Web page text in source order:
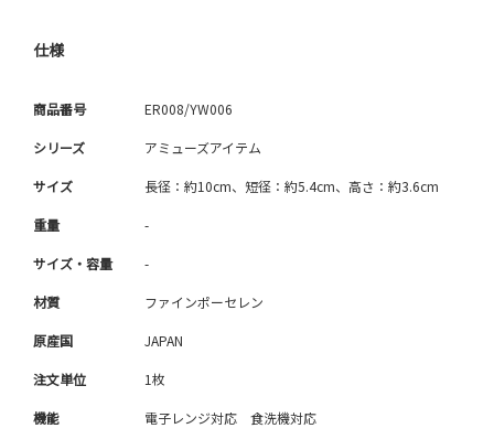
仕様
商品番号 ER008/YW006
シリーズ アミューズアイテム
サイズ 長径：約10cm、短径：約5.4cm、高さ：約3.6cm
重量 -
サイズ・容量 -
材質 ファインポーセレン
原産国 JAPAN
注文単位 1枚
機能 電子レンジ対応 食洗機対応